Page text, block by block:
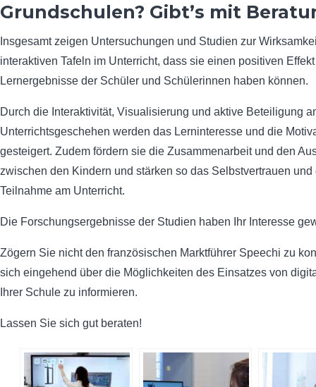
Grundschulen? Gibt’s mit
Insgesamt zeigen Untersuchungen und Studien zur
interaktiven Tafeln im Unterricht, dass sie einen positiven
Lernergebnisse der Schüler und Schülerinnen haben können.
Durch die Interaktivität, Visualisierung und aktive Beteiligung
Unterrichtsgeschehen werden das Lerninteresse und die
gesteigert. Zudem fördern sie die Zusammenarbeit und den
zwischen den Kindern und stärken so das Selbstvertrauen und
Teilnahme am Unterricht.
Die Forschungsergebnisse der Studien haben Ihr Interesse
Zögern Sie nicht den französischen Marktführer Speechi zu
sich eingehend über die Möglichkeiten des Einsatzes von
Ihrer Schule zu informieren.
Lassen Sie sich gut beraten!